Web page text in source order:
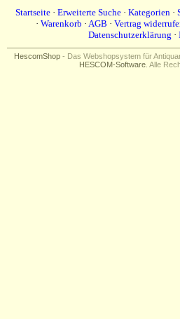
Startseite · Erweiterte Suche · Kategorien ·
· Warenkorb · AGB · Vertrag
Datenschutzerklärung ·
HescomShop - Das Webshopsystem für
HESCOM-Software. Alle